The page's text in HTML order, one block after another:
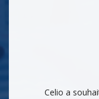
Celio a